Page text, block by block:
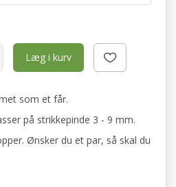
Læg i kurv
som et får.
på strikkepinde 3 - 9 mm.
Ønsker du et par, så skal du